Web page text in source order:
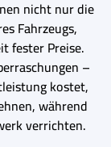
nicht nur die
Fahrzeugs,
fester Preise.
–
kostet,
während
verrichten.